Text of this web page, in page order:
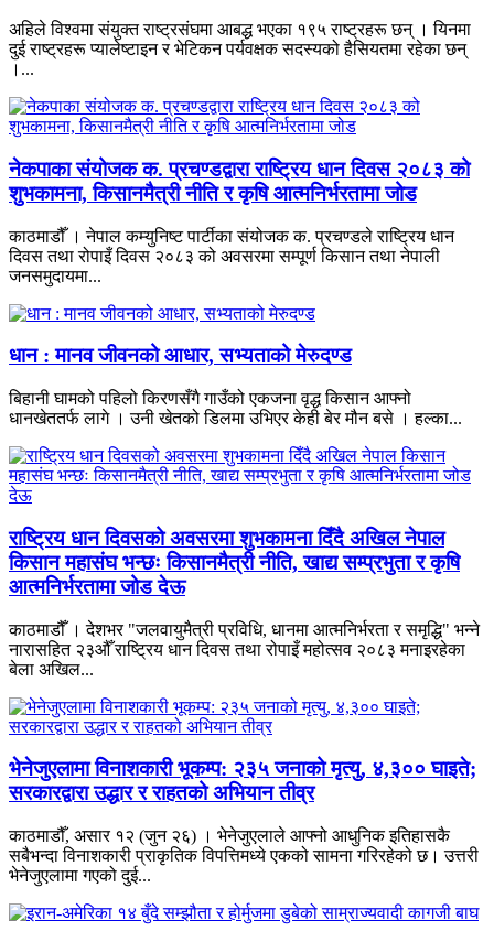
अहिले विश्वमा संयुक्त राष्ट्रसंघमा आबद्ध भएका १९५ राष्ट्रहरू छन् । यिनमा
दुई राष्ट्रहरू प्यालेष्टाइन र भेटिकन पर्यवक्षक सदस्यको हैसियतमा रहेका छन्
।...
नेकपाका संयोजक क. प्रचण्डद्वारा राष्ट्रिय धान दिवस २०८३ को
शुभकामना, किसानमैत्री नीति र कृषि आत्मनिर्भरतामा जोड
काठमाडौँ । नेपाल कम्युनिष्ट पार्टीका संयोजक क. प्रचण्डले राष्ट्रिय धान
दिवस तथा रोपाइँ दिवस २०८३ को अवसरमा सम्पूर्ण किसान तथा नेपाली
जनसमुदायमा...
धान : मानव जीवनको आधार, सभ्यताको मेरुदण्ड
बिहानी घामको पहिलो किरणसँगै गाउँको एकजना वृद्ध किसान आफ्नो
धानखेततर्फ लागे । उनी खेतको डिलमा उभिएर केही बेर मौन बसे । हल्का...
राष्ट्रिय धान दिवसको अवसरमा शुभकामना दिँदै अखिल नेपाल
किसान महासंघ भन्छः किसानमैत्री नीति, खाद्य सम्प्रभुता र कृषि
आत्मनिर्भरतामा जोड देऊ
काठमाडौँ । देशभर "जलवायुमैत्री प्रविधि, धानमा आत्मनिर्भरता र समृद्धि" भन्ने
नारासहित २३औँ राष्ट्रिय धान दिवस तथा रोपाइँ महोत्सव २०८३ मनाइरहेका
बेला अखिल...
भेनेजुएलामा विनाशकारी भूकम्प: २३५ जनाको मृत्यु, ४,३०० घाइते;
सरकारद्वारा उद्धार र राहतको अभियान तीव्र
काठमाडौँ, असार १२ (जुन २६) । भेनेजुएलाले आफ्नो आधुनिक इतिहासकै
सबैभन्दा विनाशकारी प्राकृतिक विपत्तिमध्ये एकको सामना गरिरहेको छ। उत्तरी
भेनेजुएलामा गएको दुई...